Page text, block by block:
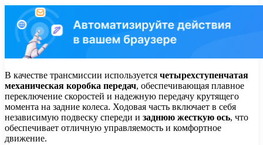
В качестве трансмиссии используется четырехступенчатая
механическая коробка передач, обеспечивающая плавное
переключение скоростей и надежную передачу крутящего
момента на задние колеса. Ходовая часть включает в себя
независимую подвеску спереди и заднюю жесткую ось, что
обеспечивает отличную управляемость и комфортное
движение.